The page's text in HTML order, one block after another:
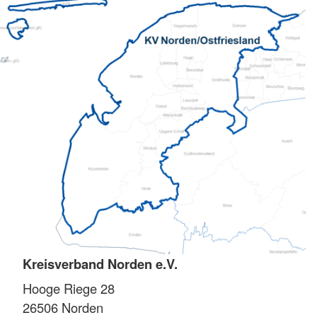
Kreisverband Norden e.V.
Hooge Riege 28
26506 Norden